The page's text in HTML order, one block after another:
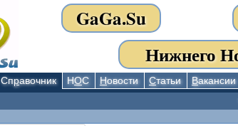
GaGa.Su
Нижнего
Справочник НОС Новости Статьи Вакансии